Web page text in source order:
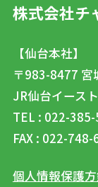
株式会社チ
【仙台本社】
〒983-8477 宮
JR仙台イース
TEL : 022-
FAX : 022-748-
個人情報保護